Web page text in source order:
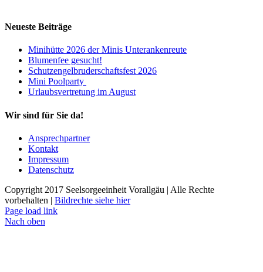
Neueste Beiträge
Minihütte 2026 der Minis Unterankenreute
Blumenfee gesucht!
Schutzengelbruderschaftsfest 2026
Mini Poolparty
Urlaubsvertretung im August
Wir sind für Sie da!
Ansprechpartner
Kontakt
Impressum
Datenschutz
Copyright 2017 Seelsorgeeinheit Vorallgäu | Alle Rechte
vorbehalten | Bildrechte siehe hier
Page load link
Nach oben